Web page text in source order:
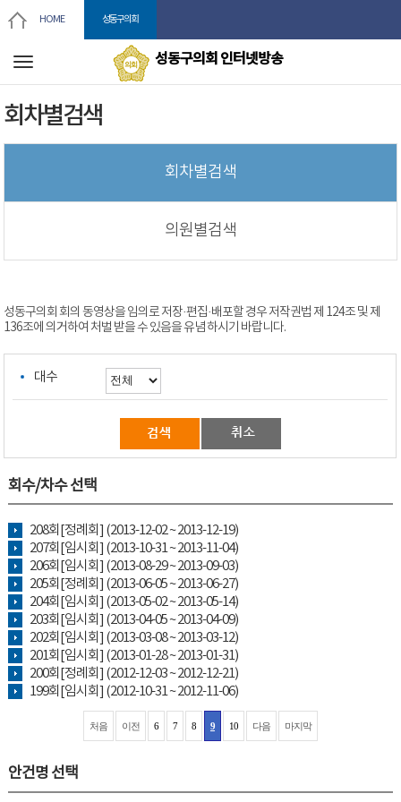
성동구의회 인터넷방송
HOME 성동구의회
전
뉴
회차별검색
회차별검색
의원별검색
성동구의회 회의 동영상을 임의로 저장·편집·배포할 경우 저작권법 제 124조 및 제
136조에 의거하여 처벌 받을 수 있음을 유념 하시기 바랍니다.
대수
회수/차수 선택
208회[정례회] (2013-12-02 ~ 2013-12-19)
207회[임시회] (2013-10-31 ~ 2013-11-04)
206회[임시회] (2013-08-29 ~ 2013-09-03)
205회[정례회] (2013-06-05 ~ 2013-06-27)
204회[임시회] (2013-05-02 ~ 2013-05-14)
203회[임시회] (2013-04-05 ~ 2013-04-09)
202회[임시회] (2013-03-08 ~ 2013-03-12)
201회[임시회] (2013-01-28 ~ 2013-01-31)
200회[정례회] (2012-12-03 ~ 2012-12-21)
199회[임시회] (2012-10-31 ~ 2012-11-06)
처음 이전 6 7 8 9 10 다음 마지막
안건명 선택